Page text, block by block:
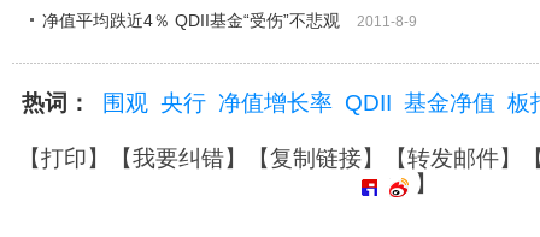
净值平均跌近4％ QDII基金“受伤”不悲观 2011-8-9
热词： 围观 央行 净值增长率 QDII 基金净值 板
【打印】【我要纠错】【复制链接】【转发邮件】
】